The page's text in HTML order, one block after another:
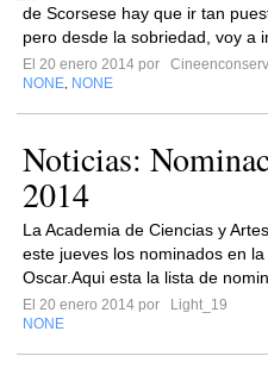
de Scorsese hay que ir tan
pero desde la sobriedad, voy a
El 20 enero 2014 por
NONE NONE
Noticias:
2014
La Academia de Ciencias y
este jueves los nominados en
Oscar.Aqui esta la lista de
El 20 enero 2014 por
Light_19
NONE